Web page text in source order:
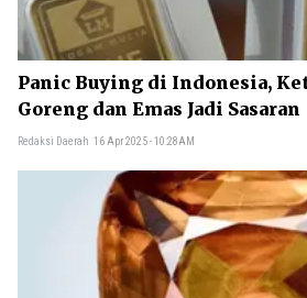
Panic Buying di Indonesia,
Goreng dan Emas Jadi Sasaran
Redaksi Daerah 16 Apr 2025 - 10:28AM